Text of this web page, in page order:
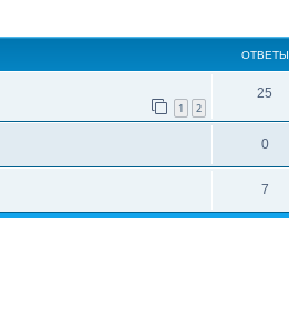
ОТВЕТЫ
1 2
25
0
7